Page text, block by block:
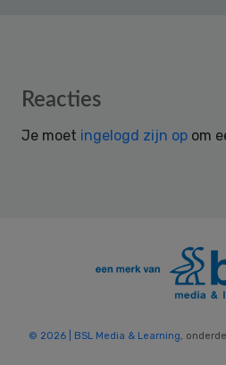
Reader
Reacties
Je moet ingelogd zijn op om
© 2026 | BSL Media & Learning ,